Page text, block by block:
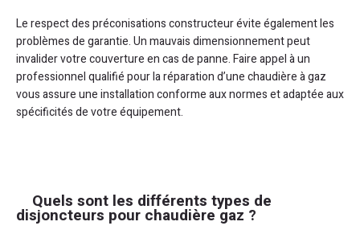
Le respect des préconisations constructeur évite également les
problèmes de garantie. Un mauvais dimensionnement peut
invalider votre couverture en cas de panne. Faire appel à un
professionnel qualifié pour la réparation d’une chaudière à gaz
vous assure une installation conforme aux normes et adaptée aux
spécificités de votre équipement.
Quels sont les différents types de
disjoncteurs pour chaudière gaz ?